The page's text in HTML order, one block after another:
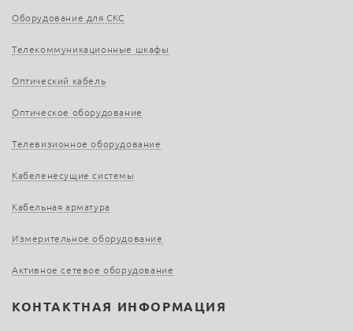
Оборудование для СКС
Телекоммуникационные шкафы
Оптический кабель
Оптическое оборудование
Телевизионное оборудование
Кабеленесущие системы
Кабельная арматура
Измерительное оборудование
Активное сетевое оборудование
КОНТАКТНАЯ ИНФОРМАЦИЯ